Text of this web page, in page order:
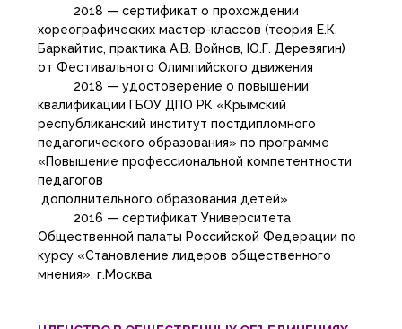
2018 — сертификат о прохождении
хореографических мастер-классов (теория Е.К.
Баркайтис, практика А.В. Войнов, Ю.Г. Деревягин)
от Фестивального Олимпийского движения
2018 — удостоверение о повышении
квалификации ГБОУ ДПО РК «Крымский
республиканский институт постдипломного
педагогического образования» по программе
«Повышение профессиональной компетентности
педагогов
дополнительного образования детей»
2016 — сертификат Университета
Общественной палаты Российской Федерации по
курсу «Становление лидеров общественного
мнения», г.Москва